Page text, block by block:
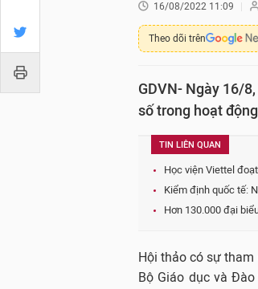
16/08/2022 11:09
Theo dõi trên
GDVN- Ngày 16/
số trong hoạt
TIN LIÊN QUAN
Học viện Viettel
Kiểm định quốc tế:
Hơn 130.000 đại
Hội thảo có sự tham
Bộ Giáo dục và